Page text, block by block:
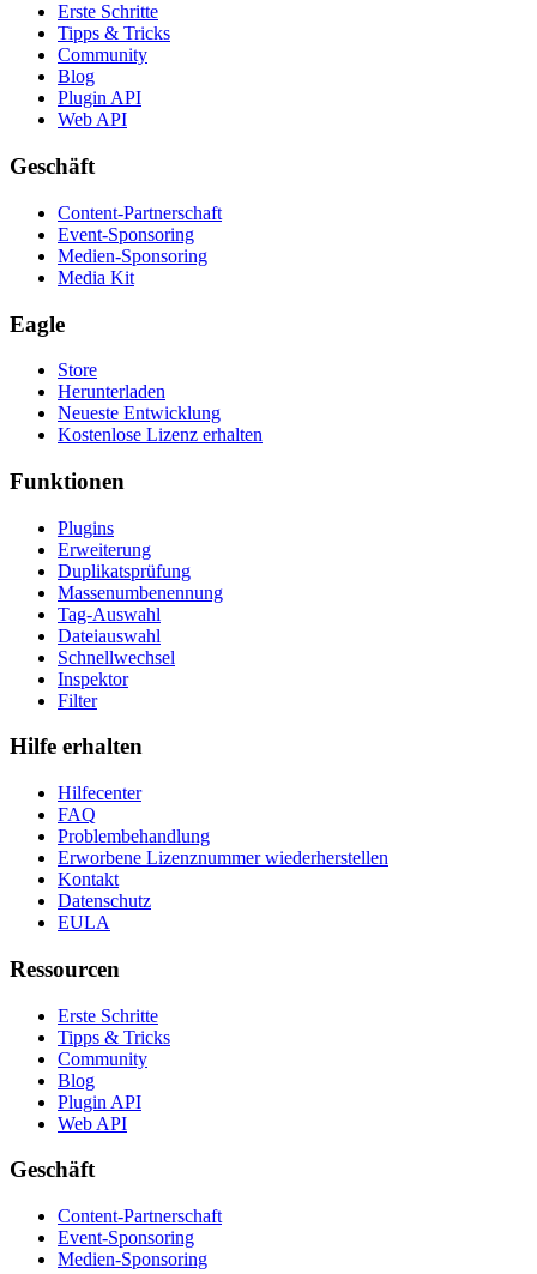
Erste Schritte
Tipps & Tricks
Community
Blog
Plugin API
Web API
Geschäft
Content-Partnerschaft
Event-Sponsoring
Medien-Sponsoring
Media Kit
Eagle
Store
Herunterladen
Neueste Entwicklung
Kostenlose Lizenz erhalten
Funktionen
Plugins
Erweiterung
Duplikatsprüfung
Massenumbenennung
Tag-Auswahl
Dateiauswahl
Schnellwechsel
Inspektor
Filter
Hilfe erhalten
Hilfecenter
FAQ
Problembehandlung
Erworbene Lizenznummer wiederherstellen
Kontakt
Datenschutz
EULA
Ressourcen
Erste Schritte
Tipps & Tricks
Community
Blog
Plugin API
Web API
Geschäft
Content-Partnerschaft
Event-Sponsoring
Medien-Sponsoring